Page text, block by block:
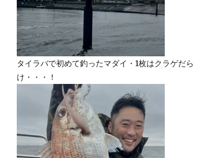
タイラバで初めて釣ったマダイ・1枚はクラゲだら
け・・・！